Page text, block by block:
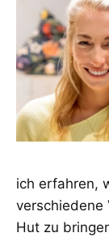
ich erfahren,
verschiedene
Hut zu